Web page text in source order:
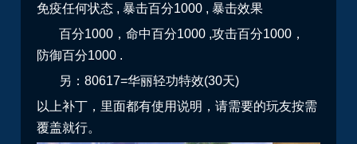
免疫任何状态 , 暴击百分1000 , 暴击效果
百分1000，命中百分1000 ,攻击百分1000，
防御百分1000 .
另：80617=华丽轻功特效(30天)
以上补丁，里面都有使用说明，请需要的玩友按需
覆盖就行。